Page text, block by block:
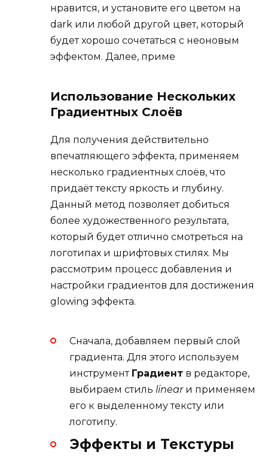
нравится, и установите его цветом на
dark или любой другой цвет, который
будет хорошо сочетаться с неоновым
эффектом. Далее, приме
Использование Нескольких
Градиентных Слоёв
Для получения действительно
впечатляющего эффекта, применяем
несколько градиентных слоёв, что
придаёт тексту яркость и глубину.
Данный метод позволяет добиться
более художественного результата,
который будет отлично смотреться на
логотипах и шрифтовых стилях. Мы
рассмотрим процесс добавления и
настройки градиентов для достижения
glowing эффекта.
Сначала, добавляем первый слой
градиента. Для этого используем
инструмент Градиент в редакторе,
выбираем стиль linearи применяем
его к выделенному тексту или
логотипу.
Эффекты и Текстуры